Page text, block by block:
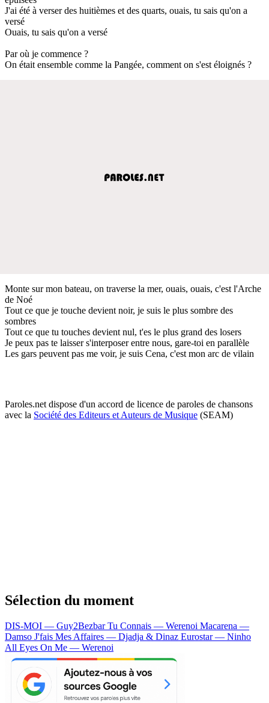
J'ai été à verser des huitièmes et des quarts, ouais, tu sais qu'on a
versé
Ouais, tu sais qu'on a versé
Par où je commence ?
On était ensemble comme la Pangée, comment on s'est éloignés ?
Monte sur mon bateau, on traverse la mer, ouais, ouais, c'est l'Arche
de Noé
Tout ce que je touche devient noir, je suis le plus sombre des
sombres
Tout ce que tu touches devient nul, t'es le plus grand des losers
Je peux pas te laisser s'interposer entre nous, gare-toi en parallèle
Les gars peuvent pas me voir, je suis Cena, c'est mon arc de vilain
Paroles.net dispose d'un accord de licence de paroles de chansons
avec la Société des Editeurs et Auteurs de Musique (SEAM)
Sélection du moment
DIS-MOI — Guy2BezbarTu Connais — Werenoi Macarena —
Damso J'fais Mes Affaires — Djadja & Dinaz Eurostar — Ninho
All Eyes On Me — Werenoi